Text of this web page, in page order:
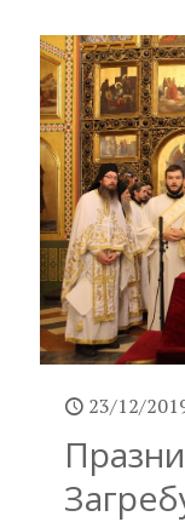
23/12/